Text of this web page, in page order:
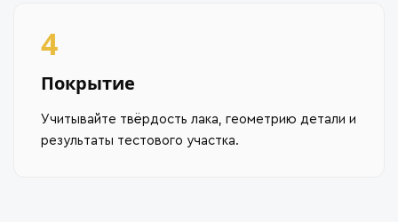
4
Покрытие
Учитывайте твёрдость лака, геометрию детали и
результаты тестового участка.